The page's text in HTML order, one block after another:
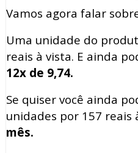
Vamos agora falar
Uma unidade do
reais à vista. E ainda
12x de 9,74.
Se quiser você ainda
unidades por 157 reais
mês.